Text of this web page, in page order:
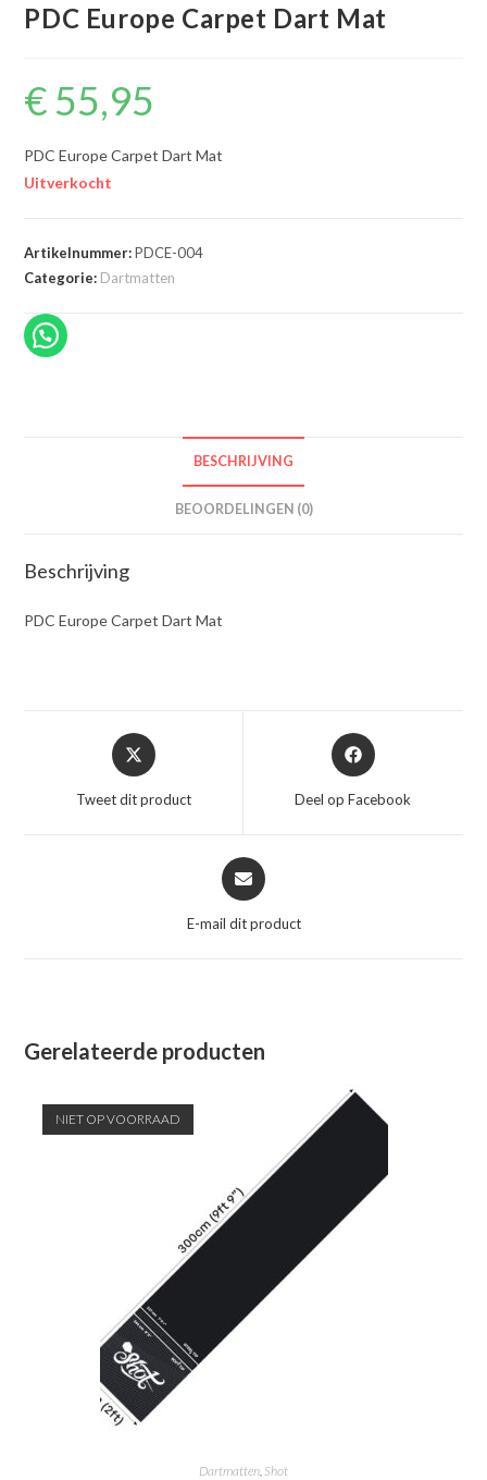
PDC Europe Carpet Dart Mat
€ 55,95
PDC Europe Carpet Dart Mat
Uitverkocht
Artikelnummer:PDCE-004
Categorie: Dartmatten
BESCHRIJVING
BEOORDELINGEN (0)
Beschrijving
PDC Europe Carpet Dart Mat
Opent
in
nieuw
Tweet dit product
Opent
in
nieuw
Deel op Facebook
Opent
in
nieuw
E-mail dit product
Gerelateerde producten
NIET OP VOORRAAD
Dartmatten Shot